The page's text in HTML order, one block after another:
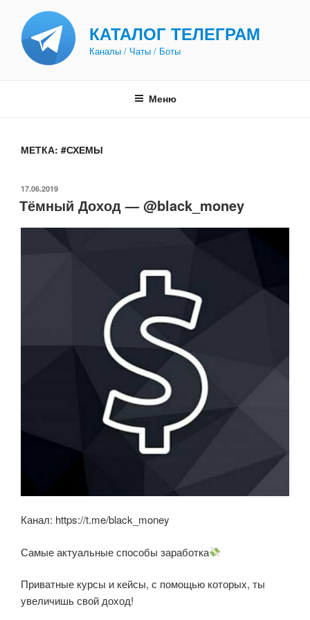
содержимому
КАТАЛОГ ТЕЛЕГРАМ
Каналы / Чаты / Боты
Меню
МЕТКА: #СХЕМЫ
ОПУБЛИКОВАНО
17.06.2019
Тёмный Доход — @black_money
Канал: https://t.me/black_money
Самые актуальные способы заработка
Приватные курсы и кейсы, с помощью которых, ты
увеличишь свой доход!